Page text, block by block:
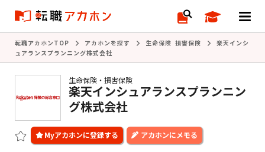
転職アカホンTOP アカホンを探す 生命保険 損害保険
楽天インシ
ュアランスプランニング株式会社
生命保険・損害保険
楽天インシュアランスプランニン
グ株式会社
アカホンにメモる